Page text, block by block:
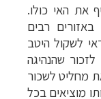
את האי כולו.
רבים
לשקול היטב
שהנהיגה
מחליט לשכור
מוציאים בכל